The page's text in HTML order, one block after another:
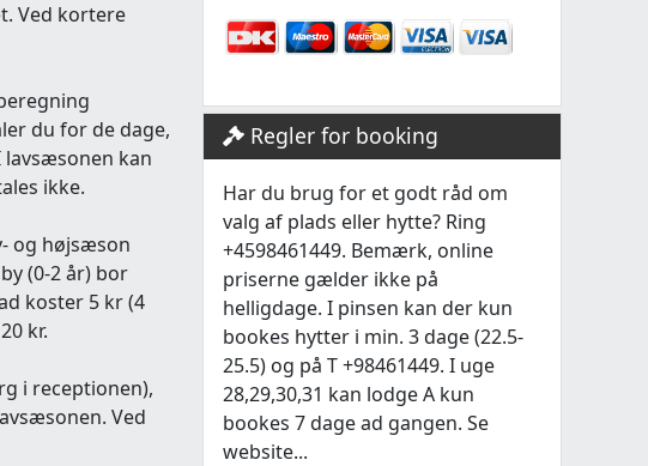
Ved kortere
du for de dage,
kan
ikke.
og højsæson
(0-2 år) bor
koster 5 kr (4
kr.
i receptionen),
Ved
Regler for booking
Har du brug for et godt råd om
valg af plads eller hytte? Ring
+4598461449. Bemærk, online
priserne gælder ikke på
helligdage. I pinsen kan der kun
bookes hytter i min. 3 dage (22.5-
25.5) og på T +98461449. I uge
28,29,30,31 kan lodge A kun
bookes 7 dage ad gangen. Se
website...